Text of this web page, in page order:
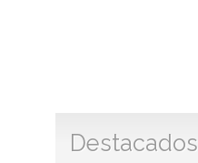
Destacados